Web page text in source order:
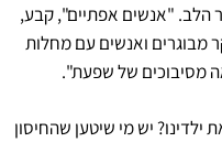
הלב. "אנשים אפתיים", קבע,
מבוגרים ואנשים עם מחלות
מסיבוכים של שפעת".
יש מי שיטען שהחיסון